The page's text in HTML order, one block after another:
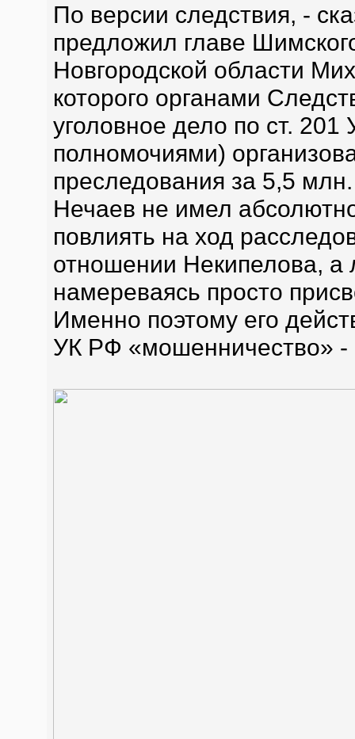
По версии следствия, -
предложил главе
Новгородской области
которого органами
уголовное дело по ст.
полномочиями)
преследования за 5,5
Нечаев не имел
повлиять на ход
отношении Некипелова, а
намереваясь просто
Именно поэтому его
УК РФ «мошенничество» -